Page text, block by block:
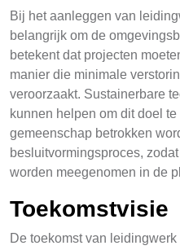
Bij het aanleggen van
belangrijk om de
betekent dat projecten
manier die minimale
veroorzaakt. Sustainerbare
kunnen helpen om dit doel
gemeenschap betrokken
besluitvormingsproces,
worden meegenomen in de
Toekomstvisie
De toekomst van